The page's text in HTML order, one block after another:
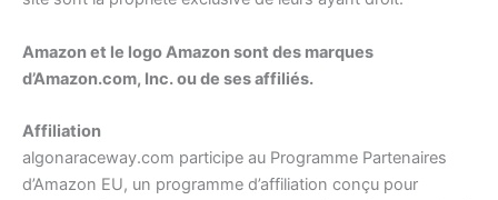
Amazon et le logo Amazon sont des marques
d’Amazon.com, Inc. ou de ses affiliés.
Affiliation
algonaraceway.com participe au Programme Partenaires
d’Amazon EU, un programme d’affiliation conçu pour